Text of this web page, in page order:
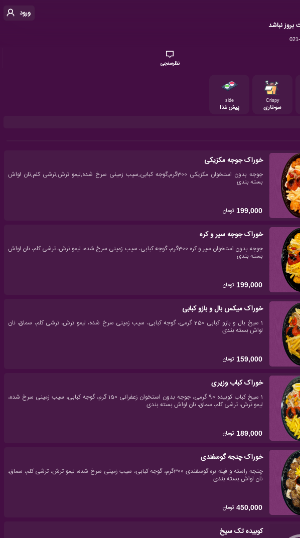
ورود
نباشد
نظرسنجی
Crispy
سوخاری
side
پیش غذا
خوراک جوجه مکزیکی
جوجه بدون استخوان مکزیکی 300گرم,گوجه کبابی,سیب زمینی سرخ شده,لیمو ترش,ترشی کلم,نان لواش
بسته بندی
199,000 تومان
خوراک جوجه سیر و کره
جوجه بدون استخوان سیر و کره 300گرم، گوجه کبابی، سیب زمینی سرخ شده، لیمو ترش، ترشی کلم، نان لواش
بسته بندی
199,000 تومان
خوراک میکس بال و بازو کبابی
1 سیخ بال و بازو کبابی 250 گرمی، گوجه کبابی، سیب زمینی سرخ شده، لیمو ترش، ترشی کلم، سماق، نان
لواش بسته بندی
159,000 تومان
خوراک کباب وزیری
1 سیخ کباب کوبیده 90 گرمی، جوجه بدون استخوان زعفرانی 150 گرم، گوجه کبابی، سیب زمینی سرخ شده،
لیمو ترش، ترشی کلم، سماق، نان لواش بسته بندی
189,000 تومان
خوراک چنجه گوسفندی
چنجه راسته و فیله بره گوسفندی 300گرم، گوجه کبابی، سیب زمینی سرخ شده، لیمو ترش، ترشی کلم، سماق،
نان لواش بسته بندی
450,000 تومان
کوبیده تک سیخ